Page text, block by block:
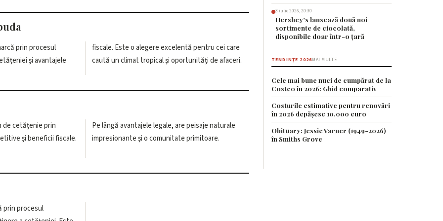
prin procesul
și avantajele
pentru cei care
caută un climat tropical și oportunități de afaceri.
de cetățenie prin
și beneficii fiscale.
peisaje naturale
impresionante și o comunitate primitoare.
prin procesul
3 iulie 2026, 20:30
Hershey’s lansează două noi
sortimente de ciocolată,
disponibile doar într-o țară
TENDINȚE 2026MAI MULTE
Cele mai bune nuci de cumpărat de la
Costco în 2026: Ghid comparativ
Costurile estimative pentru renovări
în 2026 depășesc 10.000 euro
Obituary: Jessie Varner (1949-2026)
în Smiths Grove